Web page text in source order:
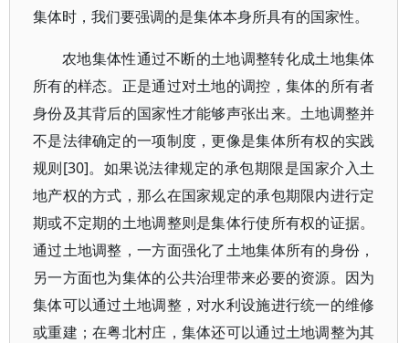
集体时，我们要强调的是集体本身所具有的国家性。
农地集体性通过不断的土地调整转化成土地集体
所有的样态。正是通过对土地的调控，集体的所有者
身份及其背后的国家性才能够声张出来。土地调整并
不是法律确定的一项制度，更像是集体所有权的实践
规则[30]。如果说法律规定的承包期限是国家介入土
地产权的方式，那么在国家规定的承包期限内进行定
期或不定期的土地调整则是集体行使所有权的证据。
通过土地调整，一方面强化了土地集体所有的身份，
另一方面也为集体的公共治理带来必要的资源。因为
集体可以通过土地调整，对水利设施进行统一的维修
或重建；在粤北村庄，集体还可以通过土地调整为其